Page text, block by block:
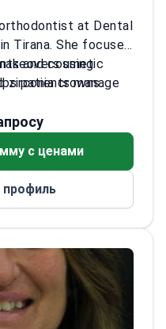
orthodontist at Dental
Tirana. She focuses
and cosmetic
patients manage
procedures.
clinic that
using
zirconia crowns.
canal
gum surgery.
с ценами